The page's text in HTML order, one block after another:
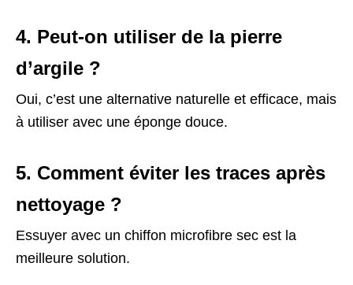
4. Peut-on utiliser de la pierre
d’argile ?
Oui, c’est une alternative naturelle et efficace, mais
à utiliser avec une éponge douce.
5. Comment éviter les traces après
nettoyage ?
Essuyer avec un chiffon microfibre sec est la
meilleure solution.